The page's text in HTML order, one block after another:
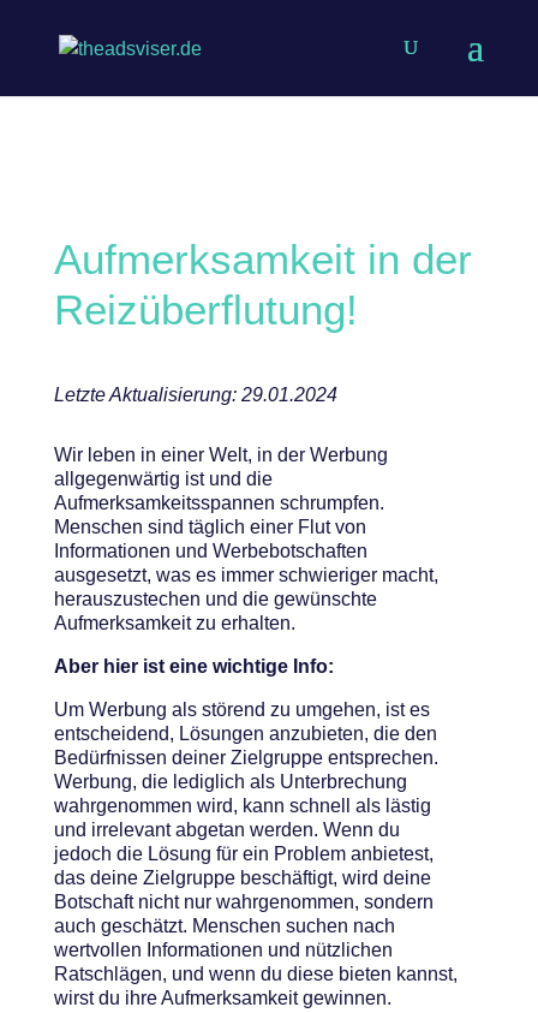
Aufmerksamkeit in der
Reizüberflutung!
Letzte Aktualisierung: 29.01.2024
Wir leben in einer Welt, in der Werbung
allgegenwärtig ist und die
Aufmerksamkeitsspannen schrumpfen.
Menschen sind täglich einer Flut von
Informationen und Werbebotschaften
ausgesetzt, was es immer schwieriger macht,
herauszustechen und die gewünschte
Aufmerksamkeit zu erhalten.
Aber hier ist eine wichtige Info:
Um Werbung als störend zu umgehen, ist es
entscheidend, Lösungen anzubieten, die den
Bedürfnissen deiner Zielgruppe entsprechen.
Werbung, die lediglich als Unterbrechung
wahrgenommen wird, kann schnell als lästig
und irrelevant abgetan werden. Wenn du
jedoch die Lösung für ein Problem anbietest,
das deine Zielgruppe beschäftigt, wird deine
Botschaft nicht nur wahrgenommen, sondern
auch geschätzt. Menschen suchen nach
wertvollen Informationen und nützlichen
Ratschlägen, und wenn du diese bieten kannst,
wirst du ihre Aufmerksamkeit gewinnen.